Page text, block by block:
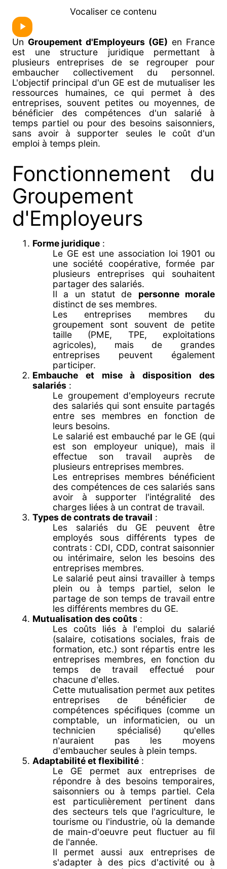
Vocaliser ce contenu
Un Groupement d'Employeurs (GE) en France
est une structure juridique permettant à
plusieurs entreprises de se regrouper pour
embaucher collectivement du personnel.
L'objectif principal d'un GE est de mutualiser les
ressources humaines, ce qui permet à des
entreprises, souvent petites ou moyennes, de
bénéficier des compétences d'un salarié à
temps partiel ou pour des besoins saisonniers,
sans avoir à supporter seules le coût d'un
emploi à temps plein.
Fonctionnement du
Groupement
d'Employeurs
Forme juridique :
Le GE est une association loi 1901 ou
une société coopérative, formée par
plusieurs entreprises qui souhaitent
partager des salariés.
Il a un statut de personne morale
distinct de ses membres.
Les entreprises membres du
groupement sont souvent de petite
taille (PME, TPE, exploitations
agricoles), mais de grandes
entreprises peuvent également
participer.
Embauche et mise à disposition des
salariés :
Le groupement d'employeurs recrute
des salariés qui sont ensuite partagés
entre ses membres en fonction de
leurs besoins.
Le salarié est embauché par le GE (qui
est son employeur unique), mais il
effectue son travail auprès de
plusieurs entreprises membres.
Les entreprises membres bénéficient
des compétences de ces salariés sans
avoir à supporter l'intégralité des
charges liées à un contrat de travail.
Types de contrats de travail :
Les salariés du GE peuvent être
employés sous différents types de
contrats : CDI, CDD, contrat saisonnier
ou intérimaire, selon les besoins des
entreprises membres.
Le salarié peut ainsi travailler à temps
plein ou à temps partiel, selon le
partage de son temps de travail entre
les différents membres du GE.
Mutualisation des coûts :
Les coûts liés à l'emploi du salarié
(salaire, cotisations sociales, frais de
formation, etc.) sont répartis entre les
entreprises membres, en fonction du
temps de travail effectué pour
chacune d'elles.
Cette mutualisation permet aux petites
entreprises de bénéficier de
compétences spécifiques (comme un
comptable, un informaticien, ou un
technicien spécialisé) qu'elles
n'auraient pas les moyens
d'embaucher seules à plein temps.
Adaptabilité et flexibilité :
Le GE permet aux entreprises de
répondre à des besoins temporaires,
saisonniers ou à temps partiel. Cela
est particulièrement pertinent dans
des secteurs tels que l'agriculture, le
tourisme ou l'industrie, où la demande
de main-d'oeuvre peut fluctuer au fil
de l'année.
Il permet aussi aux entreprises de
s'adapter à des pics d'activité ou à